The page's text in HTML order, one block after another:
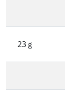
23ｇ